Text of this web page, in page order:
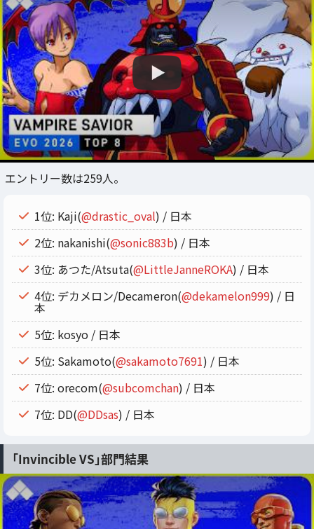
エントリー数は259人。
1位: Kaji(@drastic_oval) / 日本
2位: nakanishi(@sonic883b) / 日本
3位: あつた/Atsuta(@LittleJanneROKA) / 日本
4位: デカメロン/Decameron(@dekamelon999) / 日
本
5位: kosyo / 日本
5位: Sakamoto(@sakamoto7691) / 日本
7位: orecom(@subcomchan) / 日本
7位: DD(@DDsas) / 日本
「Invincible VS」部門結果